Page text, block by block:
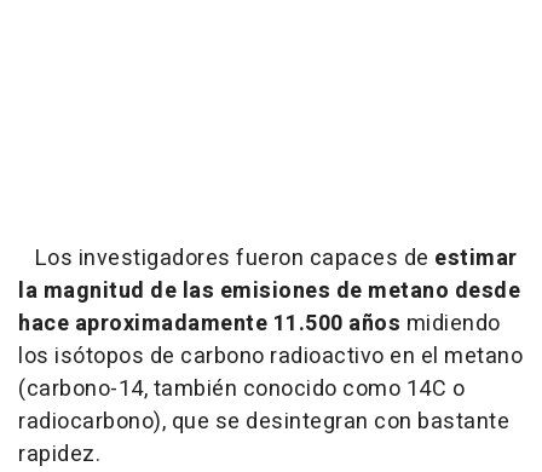
Los investigadores fueron capaces de estimar
la magnitud de las emisiones de metano desde
hace aproximadamente 11.500 años midiendo
los isótopos de carbono radioactivo en el metano
(carbono-14, también conocido como 14C o
radiocarbono), que se desintegran con bastante
rapidez.